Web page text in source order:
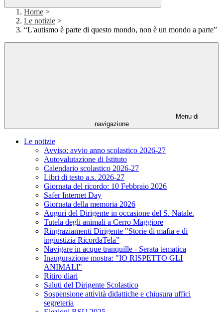
Home >
Le notizie >
“L'autismo è parte di questo mondo, non è un mondo a parte”
Menu di
navigazione
Le notizie
Avviso: avvio anno scolastico 2026-27
Autovalutazione di Istituto
Calendario scolastico 2026-27
Libri di testo a.s. 2026-27
Giornata del ricordo: 10 Febbraio 2026
Safer Internet Day
Giornata della memoria 2026
Auguri del Dirigente in occasione del S. Natale.
Tutela degli animali a Cerro Maggiore
Ringraziamenti Dirigente "Storie di mafia e di
ingiustizia RicordaTela”
Navigare in acque tranquille - Serata tematica
Inaugurazione mostra: "IO RISPETTO GLI
ANIMALI"
Ritiro diari
Saluti del Dirigente Scolastico
Sospensione attività didattiche e chiusura uffici
segreteria